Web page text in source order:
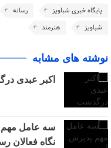
پایگاه خبری شباویز رسانه
شباویز
هنرمند
نوشته های مشابه
اکبر عبدی
سه عامل مهم
نگاه فعالان